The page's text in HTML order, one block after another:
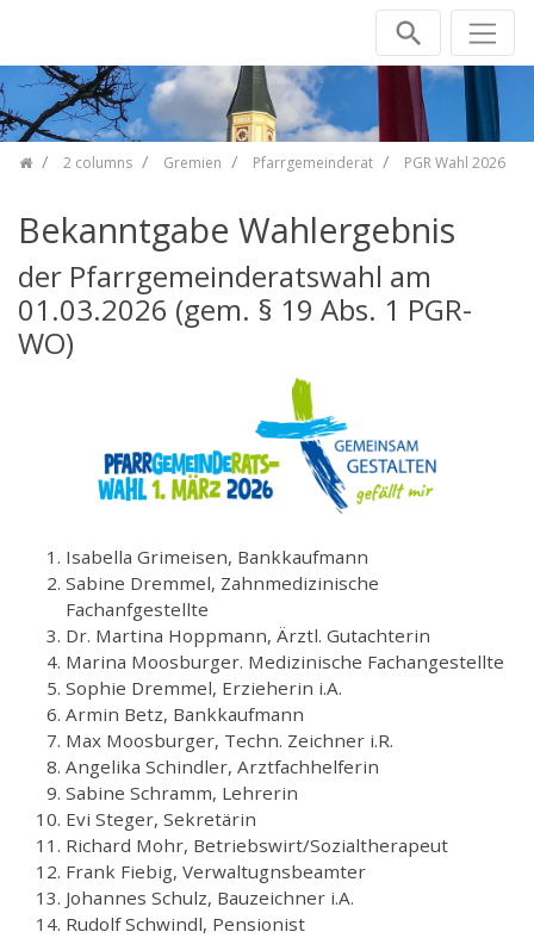
Skip navigation
2 columns Gremien Pfarrgemeinderat PGR Wahl 2026
Bekanntgabe Wahlergebnis
der Pfarrgemeinderatswahl am
01.03.2026 (gem. § 19 Abs. 1 PGR-
WO)
Isabella Grimeisen, Bankkaufmann
Sabine Dremmel, Zahnmedizinische
Fachanfgestellte
Dr. Martina Hoppmann, Ärztl. Gutachterin
Marina Moosburger. Medizinische Fachangestellte
Sophie Dremmel, Erzieherin i.A.
Armin Betz, Bankkaufmann
Max Moosburger, Techn. Zeichner i.R.
Angelika Schindler, Arztfachhelferin
Sabine Schramm, Lehrerin
Evi Steger, Sekretärin
Richard Mohr, Betriebswirt/Sozialtherapeut
Frank Fiebig, Verwaltugnsbeamter
Johannes Schulz, Bauzeichner i.A.
Rudolf Schwindl, Pensionist